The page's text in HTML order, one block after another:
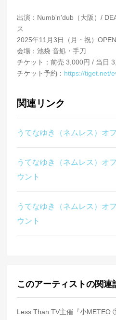
出演：Numb'n'dub（大阪）/
ス
2025年11月3日（月・祝）
会場：池袋 音処・手刀
チケット：前売 3,000円 / 当日
チケット予約： https://tiget.net/
関連リンク
うてなゆき（ネムレス）オ
うてなゆき（ネムレス）オ
ウント
うてなゆき（ネムレス）オ
ウント
このアーティストの関連
Less Than TV主催『小METEO